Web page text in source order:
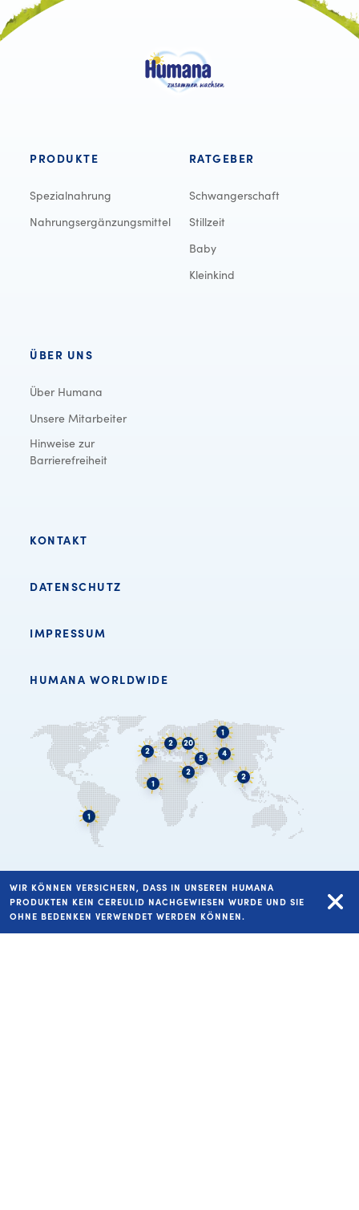
PRODUKTE
Spezialnahrung
Nahrungsergänzungsmittel
RATGEBER
Schwangerschaft
Stillzeit
Baby
Kleinkind
ÜBER UNS
Über Humana
Unsere Mitarbeiter
Hinweise zur
Barrierefreiheit
KONTAKT
DATENSCHUTZ
IMPRESSUM
HUMANA WORLDWIDE
COPYRIGHT HUMANA VERTRIEBS GMBH 2026
WIR KÖNNEN VERSICHERN, DASS IN UNSEREN HUMANA
PRODUKTEN KEIN CEREULID NACHGEWIESEN WURDE UND SIE
OHNE BEDENKEN VERWENDET WERDEN KÖNNEN.